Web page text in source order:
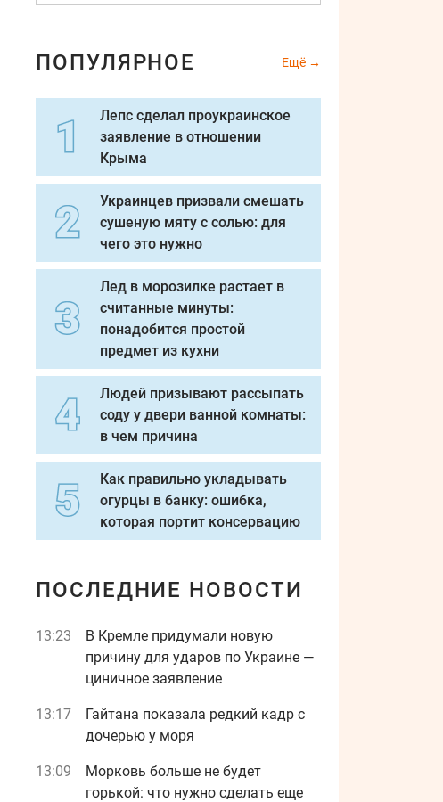
ПОПУЛЯРНОЕ Ещё
Лепс сделал проукраинское
заявление в отношении
Крыма
Украинцев призвали смешать
сушеную мяту с солью: для
чего это нужно
Лед в морозилке растает в
считанные минуты:
понадобится простой
предмет из кухни
Людей призывают рассыпать
соду у двери ванной комнаты:
в чем причина
Как правильно укладывать
огурцы в банку: ошибка,
которая портит консервацию
ПОСЛЕДНИЕ НОВОСТИ
13:23
В Кремле придумали новую
причину для ударов по Украине —
циничное заявление
13:17
Гайтана показала редкий кадр с
дочерью у моря
13:09
Морковь больше не будет
горькой: что нужно сделать еще